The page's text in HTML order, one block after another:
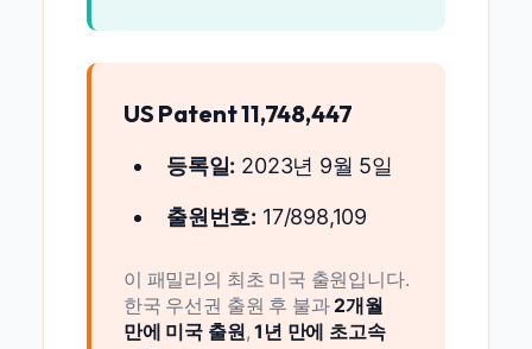
US Patent 11,748,447
등록일: 2023년 9월 5일
출원번호: 17/898,109
이 패밀리의 최초 미국 출원입니다.
한국 우선권 출원 후 불과 2개월
만에 미국 출원,1년 만에 초고속